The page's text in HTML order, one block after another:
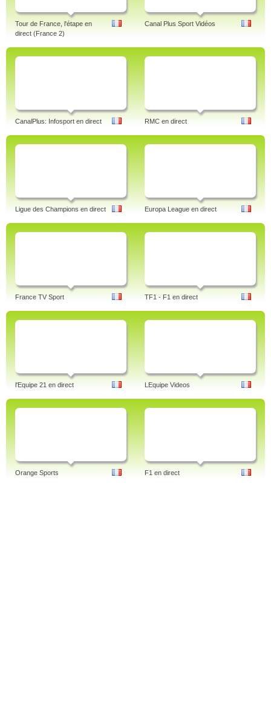
Tour de France, l'étape en
direct (France 2)
Canal Plus Sport Vidéos
CanalPlus: Infosport en direct RMC en direct
Ligue des Champions en direct Europa League en direct
France TV Sport TF1 - F1 en direct
l'Equipe 21 en direct LEquipe Videos
Orange Sports F1 en direct